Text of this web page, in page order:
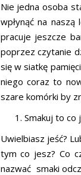
Nie jedna osoba
wpłynąć na
pracuje jeszcze
poprzez czytanie
się w siatkę
niego coraz to
szare komórki by
Smakuj to co
Uwielbiasz jeść?
tym co jesz? Co
nazwać smaki